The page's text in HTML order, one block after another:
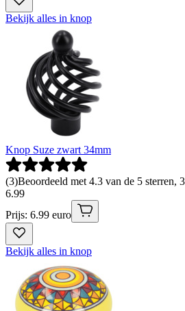
Bekijk alles in knop
Knop Suze zwart 34mm
(3)Beoordeeld met 4.3 van de 5 sterren,
6.99
Prijs: 6.99 euro
Bekijk alles in knop